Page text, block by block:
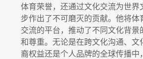
体育荣誉，还通过文化交流为世界
步作出了不可磨灭的贡献。他将体
交流的平台，推动了不同文化背景
和尊重。无论是在跨文化沟通、文
裔权益还是个人品牌的全球传播中